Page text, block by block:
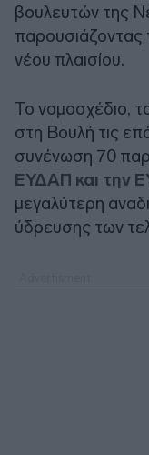
βουλευτών της
παρουσιάζοντας
νέου πλαισίου.
Το νομοσχέδιο,
στη Βουλή τις
συνένωση 70
ΕΥΔΑΠ και την
μεγαλύτερη
ύδρευσης των